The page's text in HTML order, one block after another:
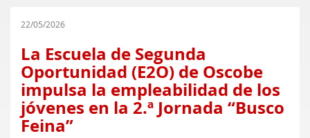
22/05/2026
La Escuela de Segunda
Oportunidad (E2O) de Oscobe
impulsa la empleabilidad de los
jóvenes en la 2.ª Jornada “Busco
Feina”